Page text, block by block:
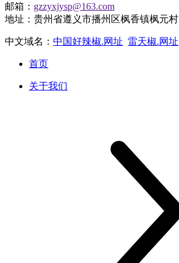
邮箱： gzzyxjysp@163.com
地址：贵州省遵义市播州区枫香镇枫元村
中文域名： 中国好辣椒.网址 雷天椒.网址
首页
关于我们